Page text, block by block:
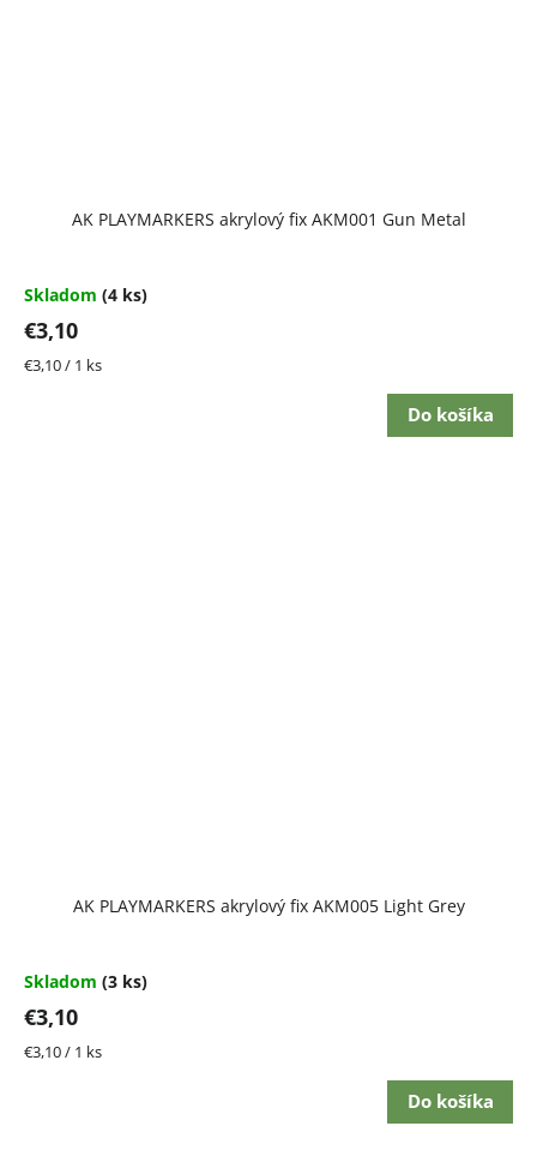
AK PLAYMARKERS akrylový fix AKM001 Gun Metal
Skladom (4 ks)
€3,10
Jednotková
€3,10 / 1 ks
Do košíka
AK PLAYMARKERS akrylový fix AKM005 Light Grey
Skladom (3 ks)
€3,10
Jednotková
€3,10 / 1 ks
Do košíka